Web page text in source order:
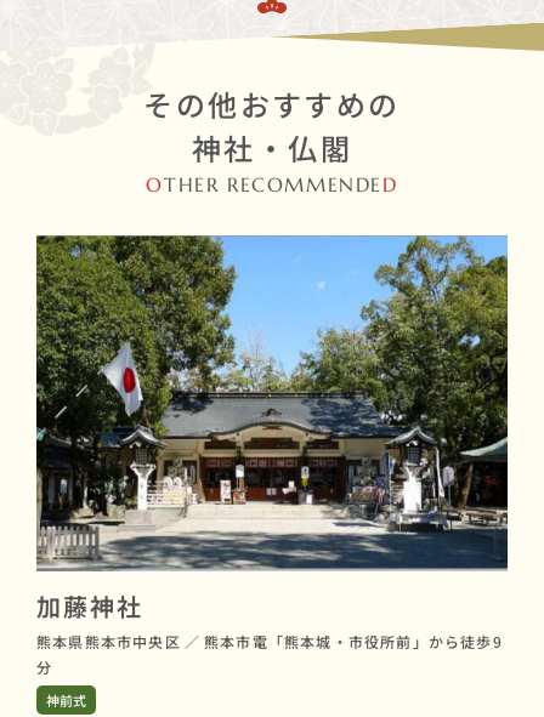
その他おすすめの
神社・仏閣
OTHER RECOMMENDE D
加藤神社
熊本県熊本市中央区 ／ 熊本市電「熊本城・市役所前」から徒歩9
分
神前式